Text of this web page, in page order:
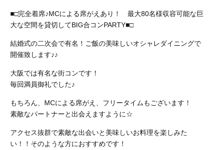
■□完全着席♪MCによる席がえあり！ 最大80名様収容可能な巨
大な空間を貸切してBIG合コンPARTY■□
結婚式の二次会で有名！ご飯の美味しいオシャレダイニングで
開催致します♪♪
大阪では有名な街コンです！
毎回満員御礼でした♪
もちろん、MCによる席がえ、フリータイムもございます！
素敵なパートナーと出会えますように☆
アクセス抜群で素敵な出会いと美味しいお料理を楽しみた
い！！そのような方におすすめです！